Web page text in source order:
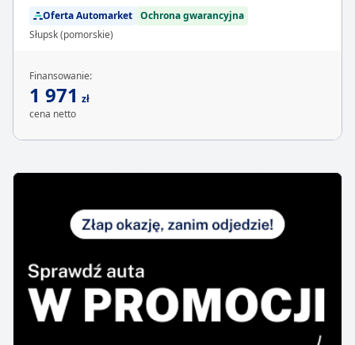
Oferta Automarket Ochrona gwarancyjna
Słupsk (pomorskie)
Finansowanie:
1 971 zł
cena netto